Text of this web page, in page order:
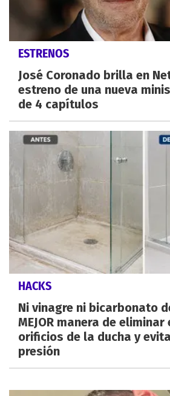
ESTRENOS
José Coronado brilla en
estreno de una nueva
de 4 capítulos
HACKS
Ni vinagre ni bicarbonato
MEJOR manera de
orificios de la ducha y
presión